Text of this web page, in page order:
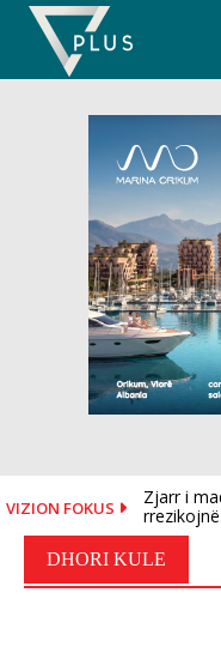
Skip
content
VIZION FOKUS
Zjarr i
teknik
DHORI KULE